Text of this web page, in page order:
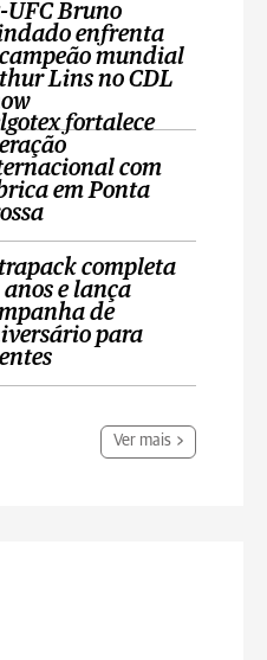
UFC Bruno
enfrenta
mundial
Lins no CDL
fortalece
com
em Ponta
completa
anos e lança
de
para
Ver mais